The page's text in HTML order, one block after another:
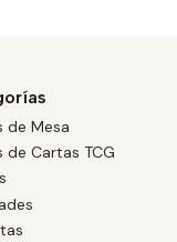
de Mesa
de Cartas TCG